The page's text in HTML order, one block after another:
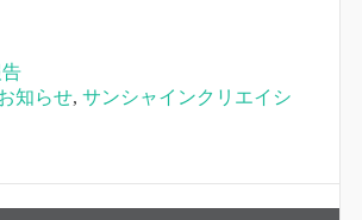
知らせ, サンシャインクリエイシ